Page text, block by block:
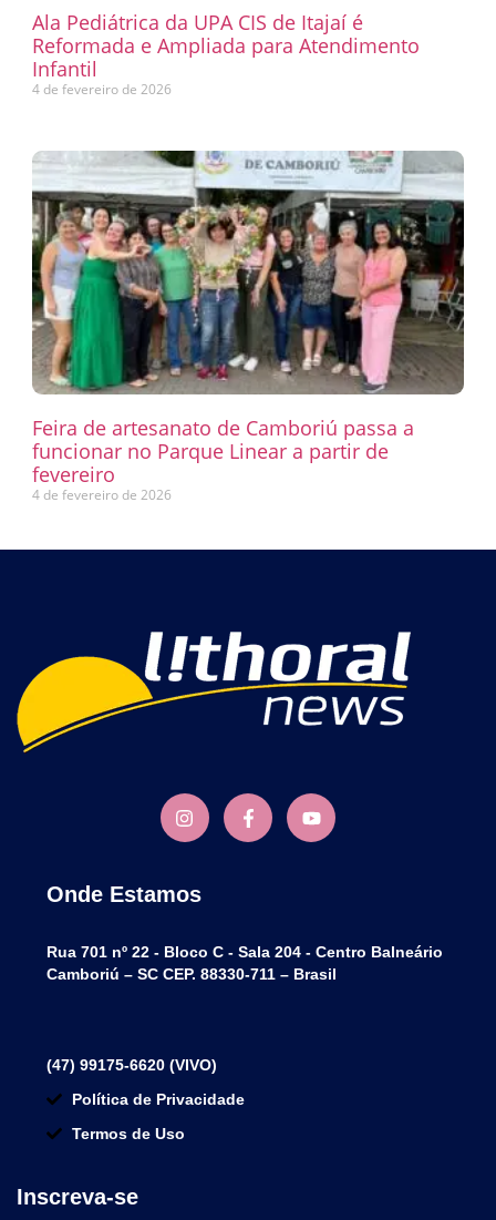
Ala Pediátrica da UPA CIS de Itajaí é
Reformada e Ampliada para Atendimento
Infantil
4 de fevereiro de 2026
Feira de artesanato de Camboriú passa a
funcionar no Parque Linear a partir de
fevereiro
4 de fevereiro de 2026
Onde Estamos
Rua 701 nº 22 - Bloco C - Sala 204 - Centro Balneário
Camboriú – SC CEP. 88330-711 – Brasil
(47) 99175-6620 (VIVO)
Política de Privacidade
Termos de Uso
Inscreva-se